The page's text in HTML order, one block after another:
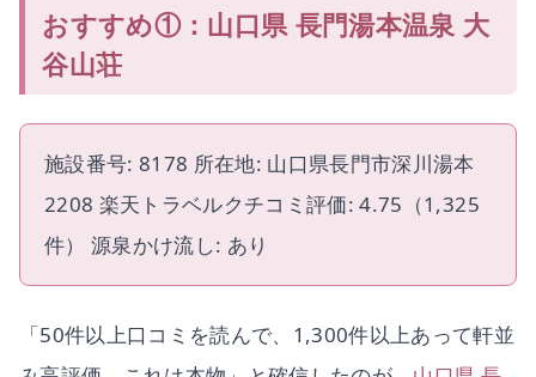
おすすめ①：山口県 長門湯本温泉 大
谷山荘
施設番号: 8178 所在地: 山口県長門市深川湯本
2208 楽天トラベルクチコミ評価: 4.75（1,325
件） 源泉かけ流し: あり
「50件以上口コミを読んで、1,300件以上あって軒並